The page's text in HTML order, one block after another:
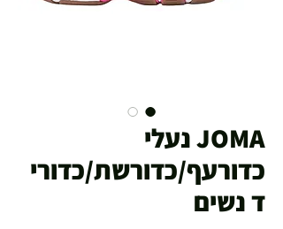
JOMA נעלי
כדורעף/כדורשת/כדורי
ד נשים